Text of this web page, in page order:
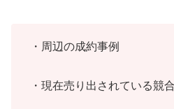
・周辺の成約事例
・現在売り出されている競